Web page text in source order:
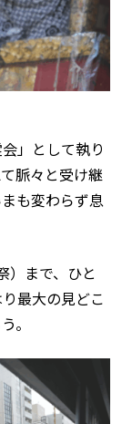
」として執り
脈々と受け継
も変わらず息
）まで、ひと
最大の見どこ
。